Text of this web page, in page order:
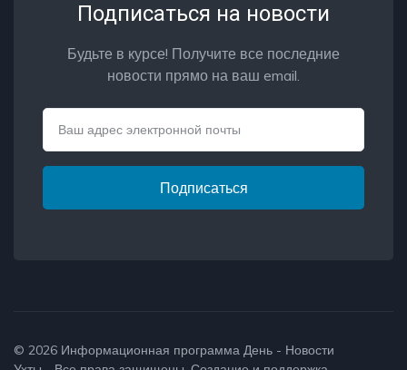
Подписаться на новости
Будьте в курсе! Получите все последние
новости прямо на ваш email.
Подписаться
© 2026 Информационная программа День - Новости